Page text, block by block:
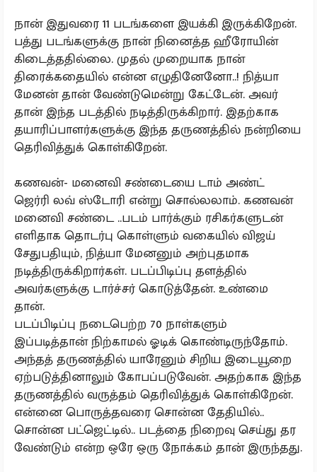
நான் இதுவரை 11 படங்களை இயக்கி இருக்கிறேன்.
பத்து படங்களுக்கு நான் நினைத்த ஹீரோயின்
கிடைத்ததில்லை. முதல் முறையாக நான்
திரைக்கதையில் என்ன எழுதினேனோ..! நித்யா
மேனன் தான் வேண்டுமென்று கேட்டேன். அவர்
தான் இந்த படத்தில் நடித்திருக்கிறார். இதற்காக
தயாரிப்பாளர்களுக்கு இந்த தருணத்தில் நன்றியை
தெரிவித்துக் கொள்கிறேன்.
கணவன்- மனைவி சண்டையை டாம் அண்ட்
ஜெர்ரி லவ் ஸ்டோரி என்று சொல்லலாம். கணவன்
மனைவி சண்டை ..படம் பார்க்கும் ரசிகர்களுடன்
எளிதாக தொடர்பு கொள்ளும் வகையில் விஜய்
சேதுபதியும், நித்யா மேனனும் அற்புதமாக
நடித்திருக்கிறார்கள். படப்பிடிப்பு தளத்தில்
அவர்களுக்கு டார்ச்சர் கொடுத்தேன். உண்மை
தான்.
படப்பிடிப்பு நடைபெற்ற 70 நாள்களும்
இப்படித்தான் நிற்காமல் ஓடிக் கொண்டிருந்தோம்.
அந்தத் தருணத்தில் யாரேனும் சிறிய இடையூறை
ஏற்படுத்தினாலும் கோபப்படுவேன். அதற்காக இந்த
தருணத்தில் வருத்தம் தெரிவித்துக் கொள்கிறேன்.
என்னை பொருத்தவரை சொன்ன தேதியில்..
சொன்ன பட்ஜெட்டில்.. படத்தை நிறைவு செய்து தர
வேண்டும் என்ற ஒரே ஒரு நோக்கம் தான் இருந்தது.